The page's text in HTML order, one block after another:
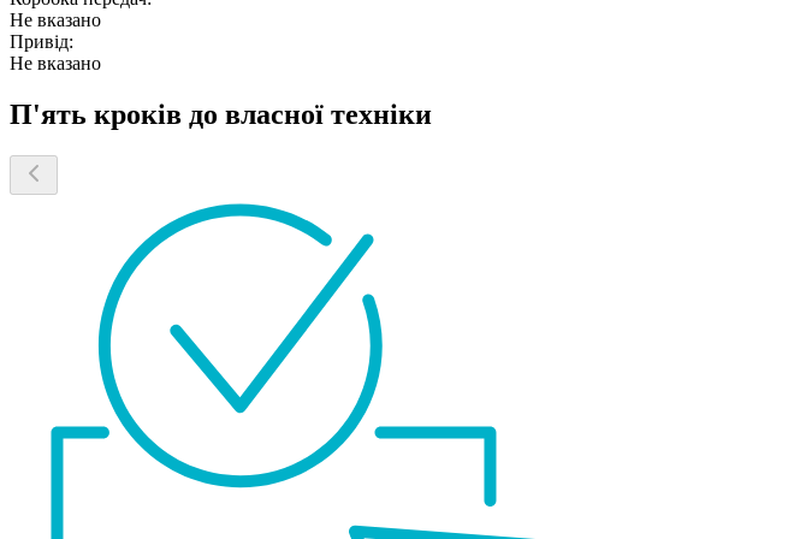
Не вказано
Привід:
Не вказано
П'ять кроків до власної техніки